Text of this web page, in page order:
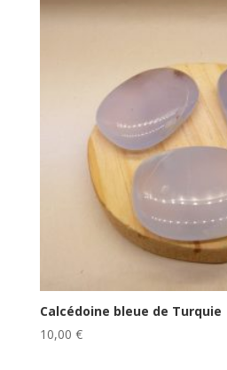
Calcédoine bleue de Turquie
10,00 €